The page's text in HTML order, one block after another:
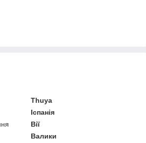
Thuya
Іспанія
Вії
Валики